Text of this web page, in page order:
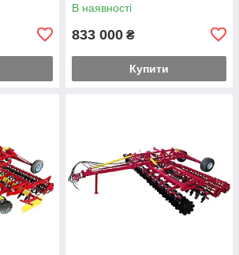
В наявності
833 000 ₴
Купити